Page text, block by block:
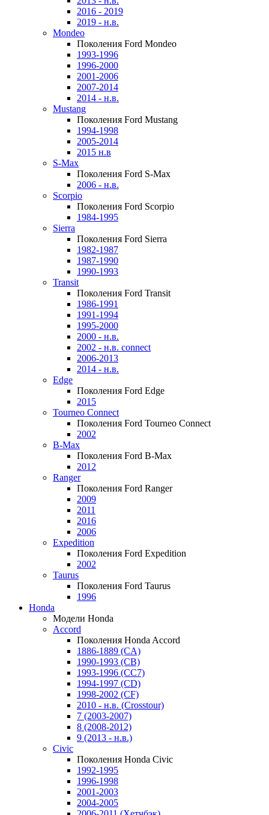
2016 - 2019
2019 - н.в.
Mondeo
Поколения Ford Mondeo
1993-1996
1996-2000
2001-2006
2007-2014
2014 - н.в.
Mustang
Поколения Ford Mustang
1994-1998
2005-2014
2015 н.в
S-Max
Поколения Ford S-Max
2006 - н.в.
Scorpio
Поколения Ford Scorpio
1984-1995
Sierra
Поколения Ford Sierra
1982-1987
1987-1990
1990-1993
Transit
Поколения Ford Transit
1986-1991
1991-1994
1995-2000
2000 - н.в.
2002 - н.в. connect
2006-2013
2014 - н.в.
Edge
Поколения Ford Edge
2015
Tourneo Connect
Поколения Ford Tourneo Connect
2002
B-Max
Поколения Ford B-Max
2012
Ranger
Поколения Ford Ranger
2009
2011
2016
2006
Expedition
Поколения Ford Expedition
2002
Taurus
Поколения Ford Taurus
1996
Honda
Модели Honda
Accord
Поколения Honda Accord
1886-1889 (CA)
1990-1993 (CB)
1993-1996 (CC7)
1994-1997 (CD)
1998-2002 (CF)
2010 - н.в. (Crosstour)
7 (2003-2007)
8 (2008-2012)
9 (2013 - н.в.)
Civic
Поколения Honda Civic
1992-1995
1996-1998
2001-2003
2004-2005